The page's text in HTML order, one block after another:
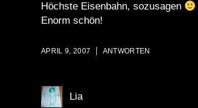
Höchste Eisenbahn, sozusagen
Enorm schön!
APRIL 9, 2007 ANTWORTEN
Lia